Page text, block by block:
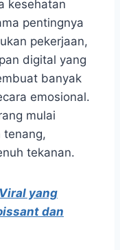
kesehatan
pentingnya
pekerjaan,
digital yang
banyak
emosional.
mulai
tenang,
tekanan.
yang
dan